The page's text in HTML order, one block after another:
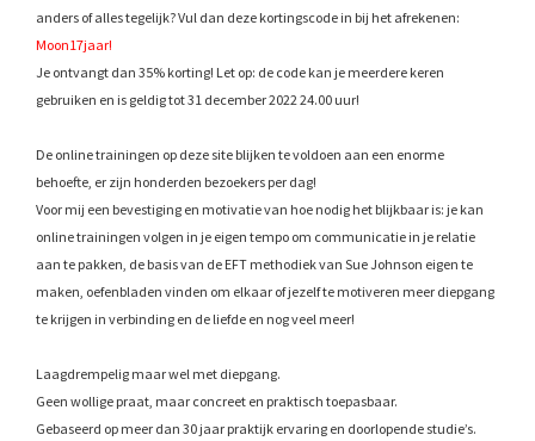
anders of alles tegelijk? Vul dan deze kortingscode in bij het afrekenen:
Moon17jaar!
Je ontvangt dan 35% korting! Let op: de code kan je meerdere keren
gebruiken en is geldig tot 31 december 2022 24.00 uur!
De online trainingen op deze site blijken te voldoen aan een enorme
behoefte, er zijn honderden bezoekers per dag!
Voor mij een bevestiging en motivatie van hoe nodig het blijkbaar is: je kan
online trainingen volgen in je eigen tempo om communicatie in je relatie
aan te pakken, de basis van de EFT methodiek van Sue Johnson eigen te
maken, oefenbladen vinden om elkaar of jezelf te motiveren meer diepgang
te krijgen in verbinding en de liefde en nog veel meer!
Laagdrempelig maar wel met diepgang.
Geen wollige praat, maar concreet en praktisch toepasbaar.
Gebaseerd op meer dan 30 jaar praktijk ervaring en doorlopende studie’s.